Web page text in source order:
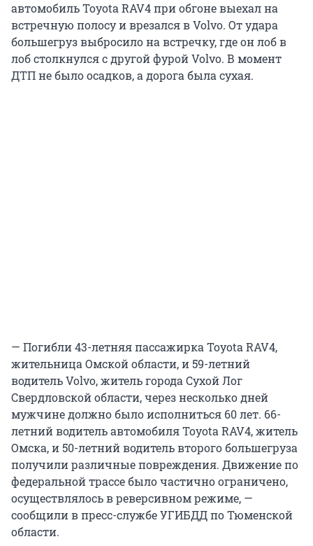
автомобиль Toyota RAV4 при обгоне выехал на
встречную полосу и врезался в Volvo. От удара
большегруз выбросило на встречку, где он лоб в
лоб столкнулся с другой фурой Volvo. В момент
ДТП не было осадков, а дорога была сухая.
— Погибли 43-летняя пассажирка Toyota RAV4,
жительница Омской области, и 59-летний
водитель Volvo, житель города Сухой Лог
Свердловской области, через несколько дней
мужчине должно было исполниться 60 лет. 66-
летний водитель автомобиля Toyota RAV4, житель
Омска, и 50-летний водитель второго большегруза
получили различные повреждения. Движение по
федеральной трассе было частично ограничено,
осуществлялось в реверсивном режиме, —
сообщили в пресс-службе УГИБДД по Тюменской
области.